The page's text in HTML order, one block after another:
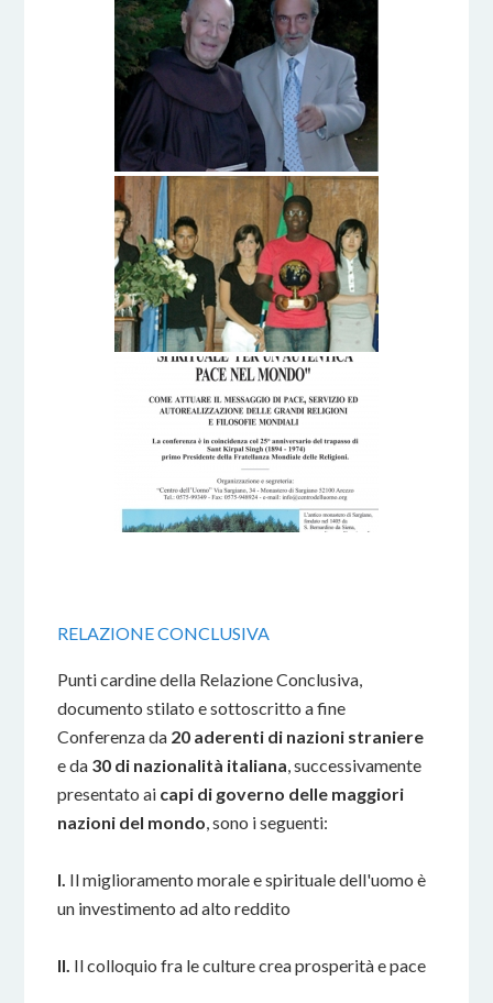
RELAZIONE CONCLUSIVA
Punti cardine della Relazione Conclusiva,
documento stilato e sottoscritto a fine
Conferenza da 20 aderenti di nazioni straniere
e da 30 di nazionalità italiana, successivamente
presentato ai capi di governo delle maggiori
nazioni del mondo, sono i seguenti:
I. Il miglioramento morale e spirituale dell'uomo è
un investimento ad alto reddito
II. Il colloquio fra le culture crea prosperità e pace